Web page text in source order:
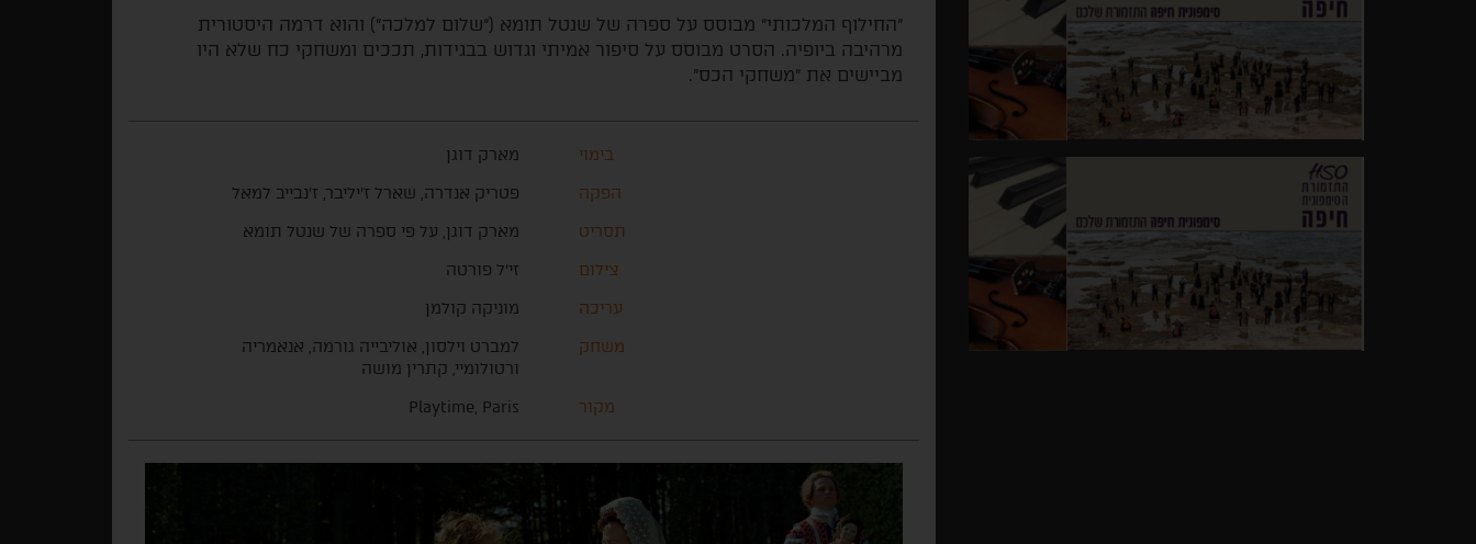
"החילוף המלכותי" מבוסס על ספרה של שנטל תומא ("שלום למלכה") והוא דרמה היסטורית
מרהיבה ביופיה. הסרט מבוסס על סיפור אמיתי וגדוש בבגידות, תככים ומשחקי כח שלא היו
מביישים את "משחקי הכס".
בימוי
מארק דוגן
הפקה
פטריק אנדרה, שארל ז'יליבר, ז'נבייב למאל
תסריט
מארק דוגן, על פי ספרה של שנטל תומא
צילום
זי'ל פורטה
עריכה
מוניקה קולמן
משחק
למברט וילסון, אוליבייה גורמה, אנאמריה
ורטולומיי, קתרין מושה
מקור
Playtime, Paris